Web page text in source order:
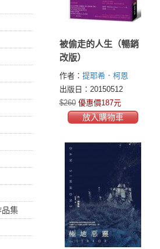
集
被偷走的人生（暢銷
改版）
作者： 提耶希．柯恩
(Thierry Cohen)
出版日：20150512
$260 優惠價187元
放入購物車